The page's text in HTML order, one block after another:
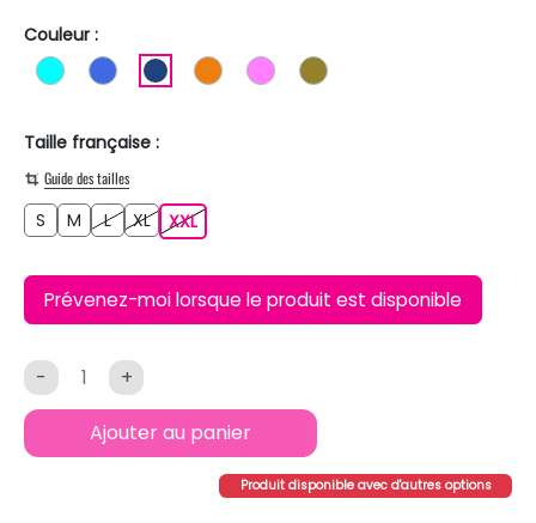
Couleur :
TURQUOISE
BLEU ROI BLEU FONCE
ORANGEROSE KAKI
Taille française :
Guide des tailles
S M LL XLXL XXLXXL
Prévenez-moi lorsque le produit est disponible
- +
Ajouter au panier
Produit disponible avec d'autres options